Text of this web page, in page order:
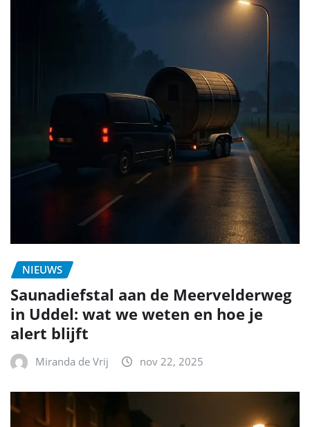
NIEUWS
Saunadiefstal aan de Meervelderweg
in Uddel: wat we weten en hoe je
alert blijft
Miranda de Vrij nov 22, 2025